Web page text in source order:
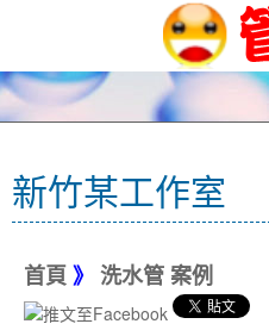
新竹某工作室
首頁 》 洗水管 案例